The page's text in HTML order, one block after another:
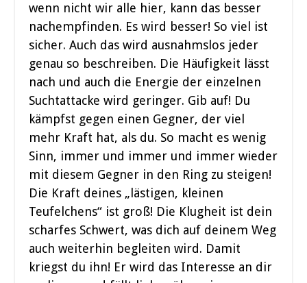
wenn nicht wir alle hier, kann das besser
nachempfinden. Es wird besser! So viel ist
sicher. Auch das wird ausnahmslos jeder
genau so beschreiben. Die Häufigkeit lässt
nach und auch die Energie der einzelnen
Suchtattacke wird geringer. Gib auf! Du
kämpfst gegen einen Gegner, der viel
mehr Kraft hat, als du. So macht es wenig
Sinn, immer und immer und immer wieder
mit diesem Gegner in den Ring zu steigen!
Die Kraft deines „lästigen, kleinen
Teufelchens“ ist groß! Die Klugheit ist dein
scharfes Schwert, was dich auf deinem Weg
auch weiterhin begleiten wird. Damit
kriegst du ihn! Er wird das Interesse an dir